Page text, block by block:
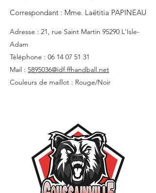
Correspondant : Mme. Laëtitia PAPINEAU
Adresse : 21, rue Saint Martin 95290 L'Isle-
Adam
Téléphone : 06 14 07 51 31
Mail : 5895036@idf.ffhandball.net
Couleurs de maillot : Rouge/Noir